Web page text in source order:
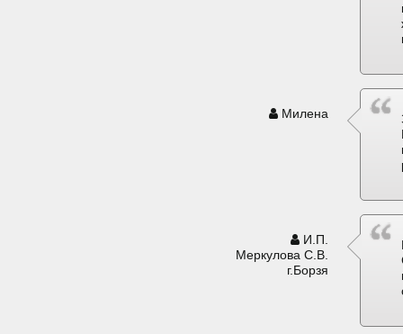
Милена
И.П.
Меркулова С.В.
г.Борзя